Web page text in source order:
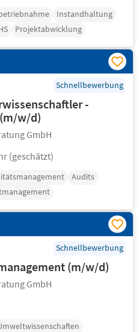
Instandhaltung
Projektabwicklung
Schnellbewerbung
-
w/d)
GmbH
(geschätzt)
Audits
Schnellbewerbung
(m/w/d)
GmbH